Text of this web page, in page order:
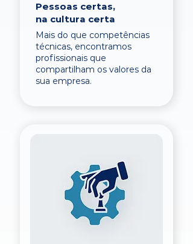
Pessoas certas,
na cultura certa
Mais do que competências
técnicas, encontramos
profissionais que
compartilham os valores da
sua empresa.